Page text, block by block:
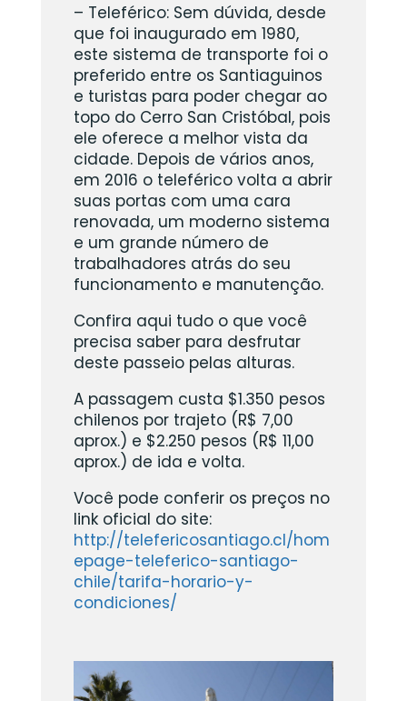
– Teleférico: Sem dúvida, desde
que foi inaugurado em 1980,
este sistema de transporte foi o
preferido entre os Santiaguinos
e turistas para poder chegar ao
topo do Cerro San Cristóbal, pois
ele oferece a melhor vista da
cidade. Depois de vários anos,
em 2016 o teleférico volta a abrir
suas portas com uma cara
renovada, um moderno sistema
e um grande número de
trabalhadores atrás do seu
funcionamento e manutenção.
Confira aqui tudo o que você
precisa saber para desfrutar
deste passeio pelas alturas.
A passagem custa $1.350 pesos
chilenos por trajeto (R$ 7,00
aprox.) e $2.250 pesos (R$ 11,00
aprox.) de ida e volta.
Você pode conferir os preços no
link oficial do site:
http://telefericosantiago.cl/hom
epage-teleferico-santiago-
chile/tarifa-horario-y-
condiciones/